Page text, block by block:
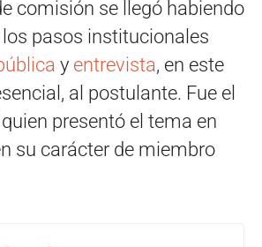
comisión se llegó habiendo
pasos institucionales
y entrevista, en este
al postulante. Fue el
presentó el tema en
su carácter de miembro